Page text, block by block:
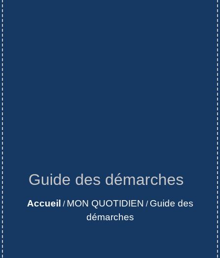
Guide des démarches
Accueil / MON QUOTIDIEN / Guide des
démarches